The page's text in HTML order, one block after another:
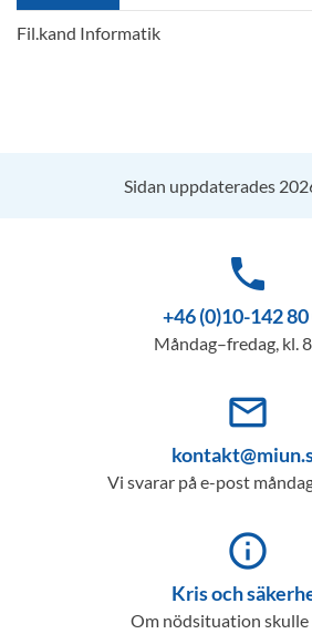
Fil.kand Informatik
Sidan uppdaterades
phone
+46 (0)10-142 80
Måndag–fredag, kl.
mail_outline
Vi svarar på e-post
info_outline
Kris och
Om nödsituation